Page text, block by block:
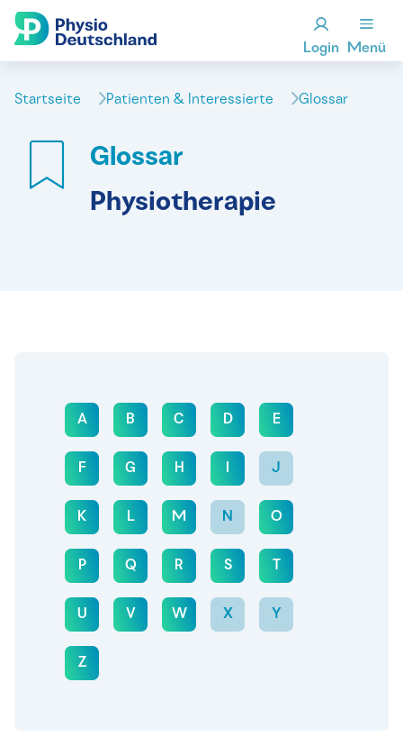
Login Menü
Startseite Patienten & Interessierte Glossar
Glossar
Physiotherapie
A B C D E
F G H J
K L M N O
P Q R S
U V W X Y
Z